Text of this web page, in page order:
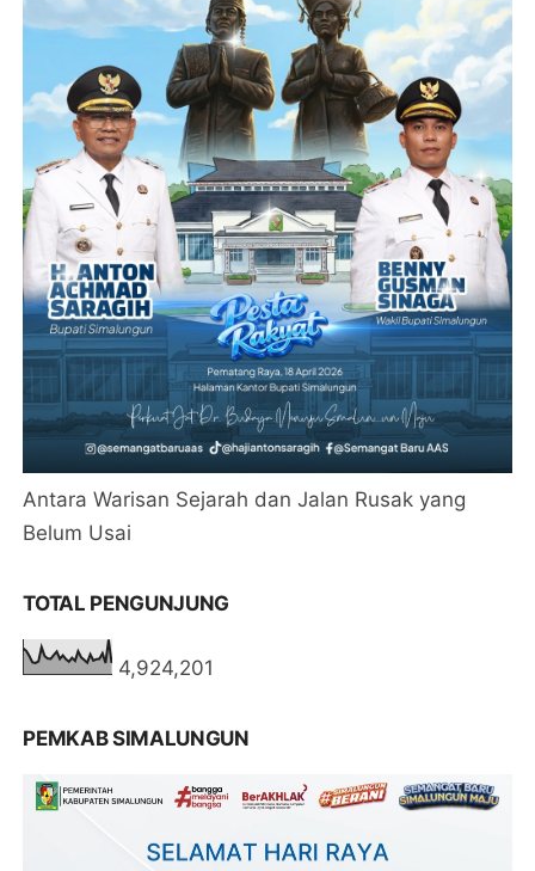
Antara Warisan Sejarah dan Jalan Rusak yang
Belum Usai
TOTAL PENGUNJUNG
4,924,201
PEMKAB SIMALUNGUN